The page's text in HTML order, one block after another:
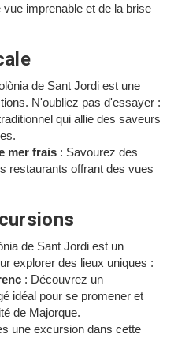
imprenable et de la brise
de Sant Jordi est une
N'oubliez pas d'essayer :
qui allie des saveurs
mer frais : Savourez des
restaurants offrant des vues
de Sant Jordi est un
explorer des lieux uniques :
: Découvrez un
idéal pour se promener et
de Majorque.
une excursion dans cette